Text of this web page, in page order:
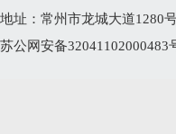
地址：常州市龙城大道1280
苏公网安备32041102000483